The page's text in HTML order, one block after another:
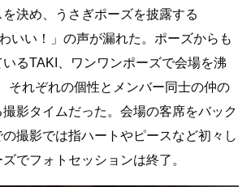
決め、うさぎポーズを披露する
いい！」の声が漏れた。ポーズからも
るTAKI、ワンワンポーズで会場を沸
それぞれの個性とメンバー同士の仲の
影タイムだった。会場の客席をバック
撮影では指ハートやピースなど初々し
でフォトセッションは終了。